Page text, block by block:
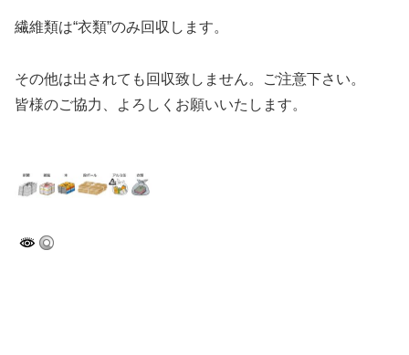
繊維類は“衣類”のみ回収します。
その他は出されても回収致しません。ご注意下さい。
皆様のご協力、よろしくお願いいたします。